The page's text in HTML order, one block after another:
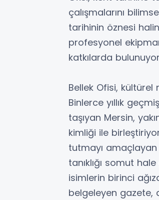
çalışmalarını
tarihinin öznesi
profesyonel
katkılarda
Bellek Ofisi,
Binlerce yıllık
taşıyan Mersin,
kimliği ile
tutmayı amaçlayan
tanıklığı somut
isimlerin birinci
belgeleyen gazete,